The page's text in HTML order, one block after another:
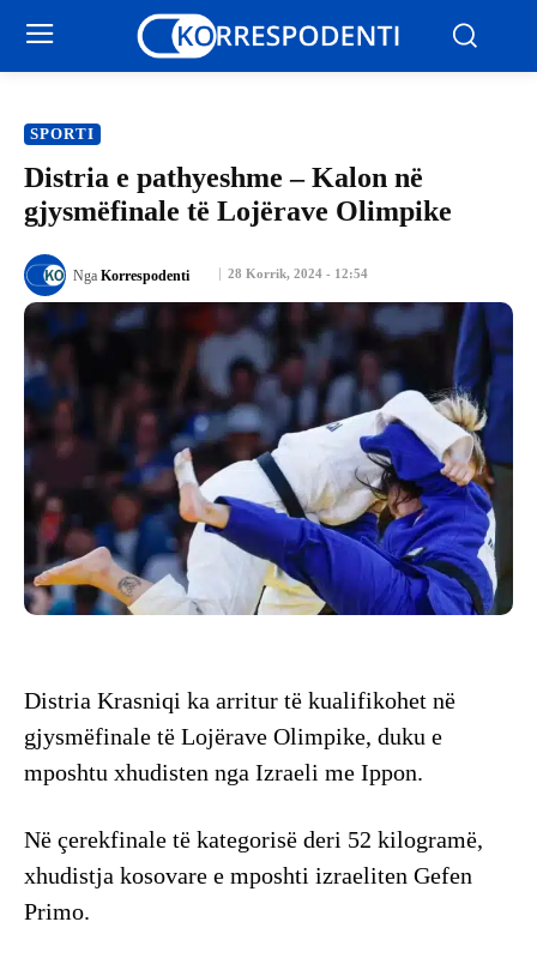
SPORTI
Distria e pathyeshme – Kalon në
gjysmëfinale të Lojërave Olimpike
28 Korrik, 2024 - 12:54
Nga Korrespodenti
Distria Krasniqi ka arritur të kualifikohet në
gjysmëfinale të Lojërave Olimpike, duku e
mposhtu xhudisten nga Izraeli me Ippon.
Në çerekfinale të kategorisë deri 52 kilogramë,
xhudistja kosovare e mposhti izraeliten Gefen
Primo.